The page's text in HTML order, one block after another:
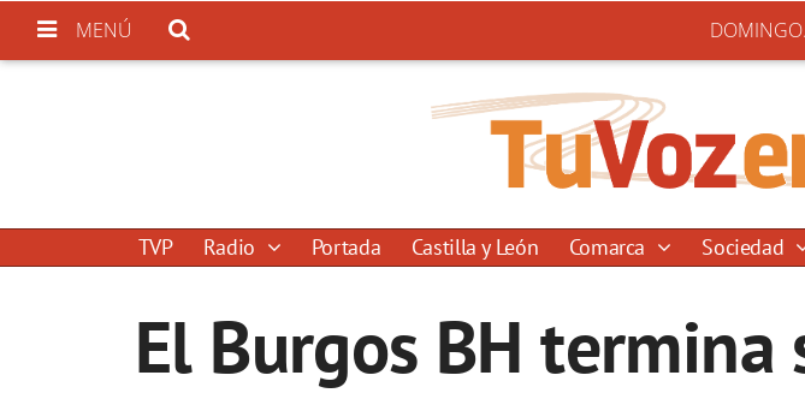
MENÚ
TVP Radio Portada Castilla y León Comarca Sociedad
El Burgos BH